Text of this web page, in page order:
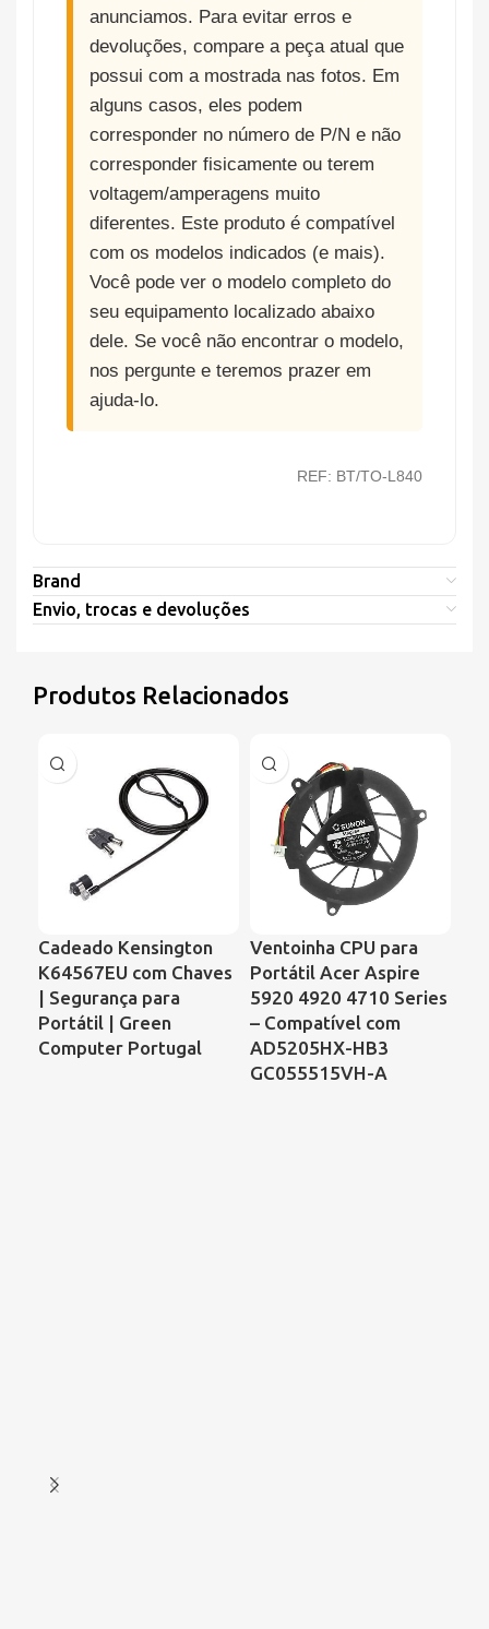
anunciamos. Para evitar erros e
devoluções, compare a peça atual que
possui com a mostrada nas fotos. Em
alguns casos, eles podem
corresponder no número de P/N e não
corresponder fisicamente ou terem
voltagem/amperagens muito
diferentes. Este produto é compatível
com os modelos indicados (e mais).
Você pode ver o modelo completo do
seu equipamento localizado abaixo
dele. Se você não encontrar o modelo,
nos pergunte e teremos prazer em
ajuda-lo.
REF: BT/TO-L840
Brand
Envio, trocas e devoluções
Produtos Relacionados
Cadeado Kensington
K64567EU com Chaves
| Segurança para
Portátil | Green
Computer Portugal
Ventoinha CPU para
Portátil Acer Aspire
5920 4920 4710 Series
– Compatível com
AD5205HX-HB3
GC055515VH-A